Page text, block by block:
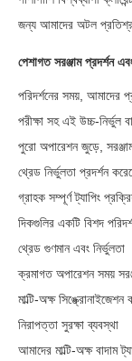
জন্য আমাদের অটল
পেশাগত সরঞ্জাম প্রদর্শন
পরিদর্শনের সময়, আমাদের
পরীক্ষা সহ এই উচ্চ-নির্ভুল
পুরো অপারেশন জুড়ে,
থ্রেড নির্ভুলতা প্রদর্শন
গ্রাহক সম্পূর্ণ ট্যাপিং
দিকগুলির একটি বিশদ
থ্রেড গুণমান এবং নির্ভুলতা
ক্রমাগত অপারেশন সময়
মাল্টি-অক্ষ সিঙ্ক্রোনাইজেশন
নিরাপত্তা সুরক্ষা ব্যবস্থা
আমাদের মাল্টি-অক্ষ বাদাম